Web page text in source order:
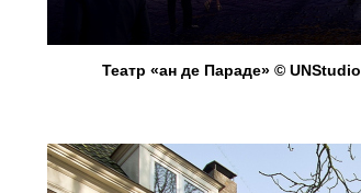
Театр «ан де Параде» © UNStudio